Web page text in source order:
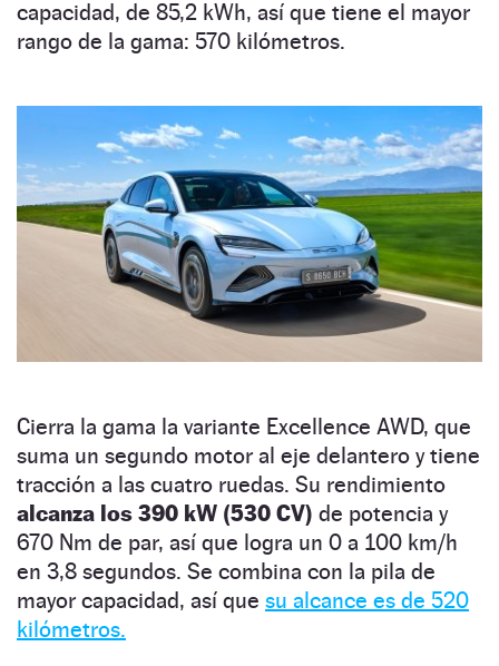
capacidad, de 85,2 kWh, así que tiene el mayor
rango de la gama: 570 kilómetros.
Cierra la gama la variante Excellence AWD, que
suma un segundo motor al eje delantero y tiene
tracción a las cuatro ruedas. Su rendimiento
alcanza los 390 kW (530 CV) de potencia y
670 Nm de par, así que logra un 0 a 100 km/h
en 3,8 segundos. Se combina con la pila de
mayor capacidad, así que su alcance es de 520
kilómetros.